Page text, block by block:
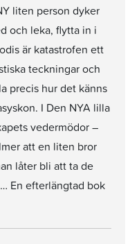
liten person dyker
och leka, flytta in i
är katastrofen ett
teckningar och
precis hur det känns
I Den NYA lilla
vedermödor –
att en liten bror
låter bli att ta de
En efterlängtad bok